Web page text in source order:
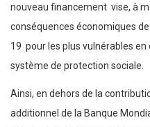
nouveau financement vise, à
conséquences économiques
19 pour les plus vulnérables
système de protection sociale.
Ainsi, en dehors de la
additionnel de la Banque